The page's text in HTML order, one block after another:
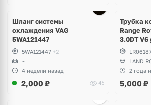
Шланг системы
охлаждения VAG
5WA121447
5WA121447 +2
~
4 недели назад
2,000 ₽ 45
Трубка
Range
3.0DT
LAND
2 года
5,000 ₽